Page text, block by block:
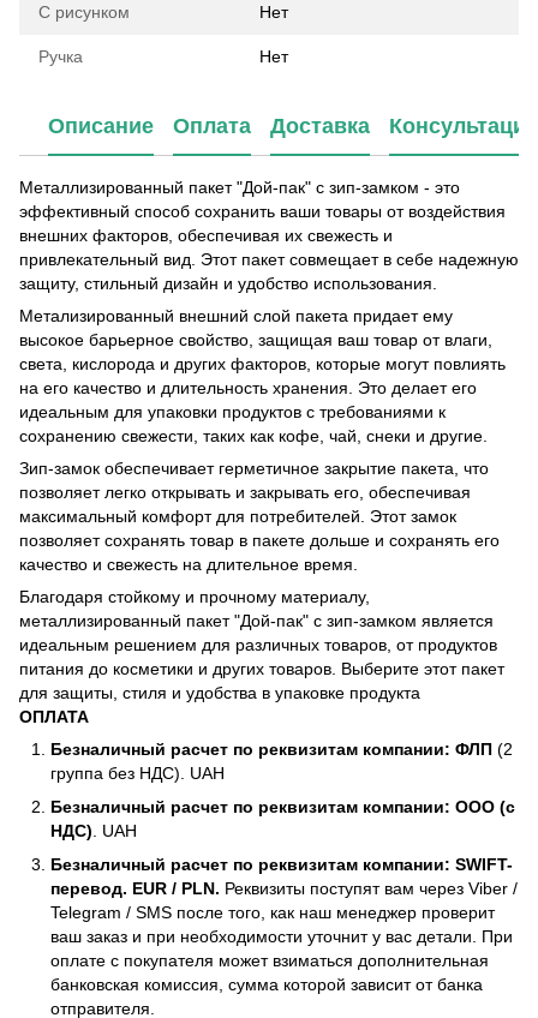
С рисунком Нет
Ручка Нет
Описание Оплата Доставка Консультация
Металлизированный пакет "Дой-пак" с зип-замком - это
эффективный способ сохранить ваши товары от воздействия
внешних факторов, обеспечивая их свежесть и
привлекательный вид. Этот пакет совмещает в себе надежную
защиту, стильный дизайн и удобство использования.
Метализированный внешний слой пакета придает ему
высокое барьерное свойство, защищая ваш товар от влаги,
света, кислорода и других факторов, которые могут повлиять
на его качество и длительность хранения. Это делает его
идеальным для упаковки продуктов с требованиями к
сохранению свежести, таких как кофе, чай, снеки и другие.
Зип-замок обеспечивает герметичное закрытие пакета, что
позволяет легко открывать и закрывать его, обеспечивая
максимальный комфорт для потребителей. Этот замок
позволяет сохранять товар в пакете дольше и сохранять его
качество и свежесть на длительное время.
Благодаря стойкому и прочному материалу,
металлизированный пакет "Дой-пак" с зип-замком является
идеальным решением для различных товаров, от продуктов
питания до косметики и других товаров. Выберите этот пакет
для защиты, стиля и удобства в упаковке продукта
ОПЛАТА
Безналичный расчет по реквизитам компании: ФЛП (2
группа без НДС). UAH
Безналичный расчет по реквизитам компании: ООО (с
НДС) . UAH
Безналичный расчет по реквизитам компании: SWIFT-
перевод. EUR / PLN. Реквизиты поступят вам через Viber /
Telegram / SMS после того, как наш менеджер проверит
ваш заказ и при необходимости уточнит у вас детали. При
оплате с покупателя может взиматься дополнительная
банковская комиссия, сумма которой зависит от банка
отправителя.